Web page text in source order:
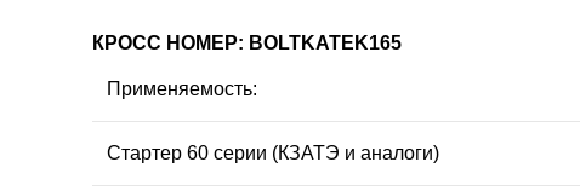
КРОСС НОМЕР: BOLTKATEK165
Применяемость:
Стартер 60 серии (КЗАТЭ и аналоги)